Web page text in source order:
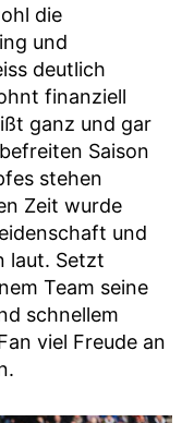
die
und
deutlich
finanziell
ganz und gar
Saison
stehen
Zeit wurde
und
laut. Setzt
Team seine
schnellem
viel Freude an